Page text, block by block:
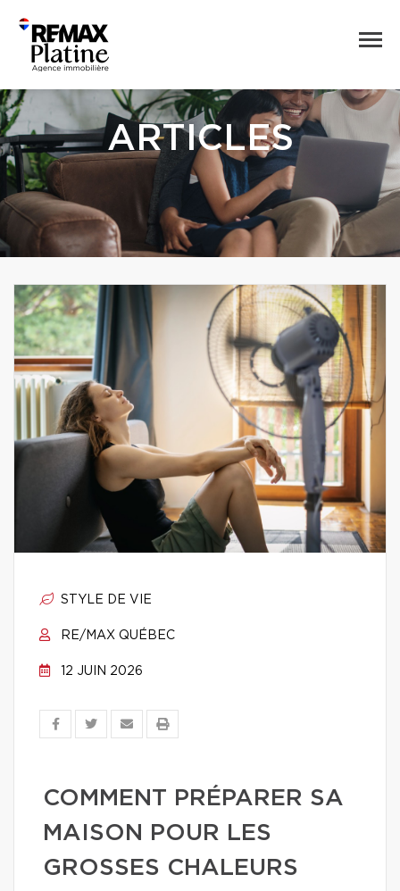
ARTICLES
STYLE DE VIE
RE/MAX QUÉBEC
12 JUIN 2026
COMMENT PRÉPARER SA
MAISON POUR LES
GROSSES CHALEURS